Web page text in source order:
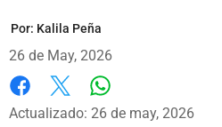
Por: Kalila Peña
26 de May, 2026
Facebook
X
Actualizado: 26 de may, 2026